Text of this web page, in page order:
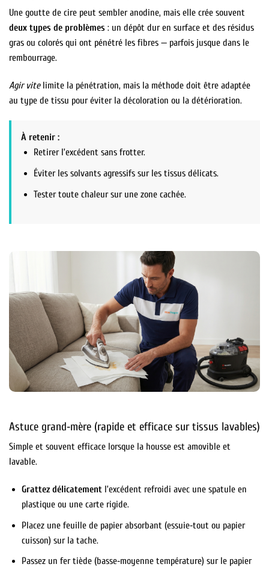
Une goutte de cire peut sembler anodine, mais elle crée souvent
deux types de problèmes : un dépôt dur en surface et des résidus
gras ou colorés qui ont pénétré les fibres — parfois jusque dans le
rembourrage.
Agir vitelimite la pénétration, mais la méthode doit être adaptée
au type de tissu pour éviter la décoloration ou la détérioration.
À retenir :
Retirer l’excédent sans frotter.
Éviter les solvants agressifs sur les tissus délicats.
Tester toute chaleur sur une zone cachée.
Astuce grand‑mère (rapide et efficace sur tissus lavables)
Simple et souvent efficace lorsque la housse est amovible et
lavable.
Grattez délicatementl’excédent refroidi avec une spatule en
plastique ou une carte rigide.
Placez une feuille de papier absorbant (essuie‑tout ou papier
cuisson) sur la tache.
Passez un fer tiède (basse‑moyenne température) sur le papier